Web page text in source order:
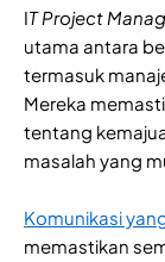
IT Project
utama antara
termasuk
Mereka
tentang
masalah yang
Komunikasi
memastikan